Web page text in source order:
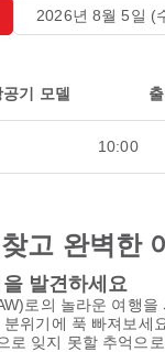
2026년 8월 5일 (
공기 모델
10:00
고 완벽한
발견하세요
로의 놀라운 여행
위기에 푹 빠져보세
로 잊지 못할 추억으로